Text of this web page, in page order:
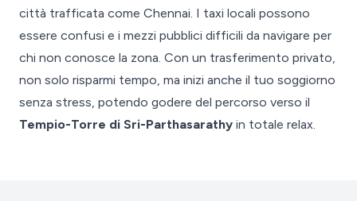
città trafficata come Chennai. I taxi locali possono
essere confusi e i mezzi pubblici difficili da navigare per
chi non conosce la zona. Con un trasferimento privato,
non solo risparmi tempo, ma inizi anche il tuo soggiorno
senza stress, potendo godere del percorso verso il
Tempio-Torre di Sri-Parthasarathy in totale relax.